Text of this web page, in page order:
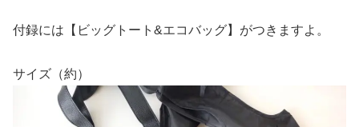
付録には【ビッグトート&エコバッグ】がつきますよ。
サイズ（約）